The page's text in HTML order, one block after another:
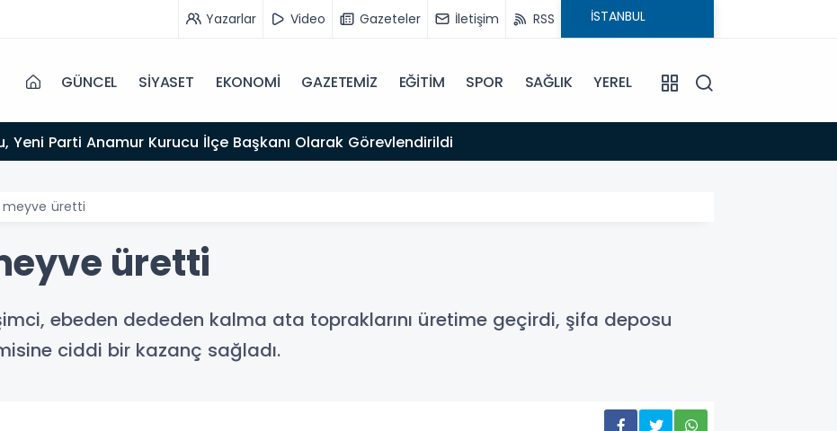
Yazarlar Video Gazeteler İletişim RSS
GÜNCEL SİYASET EKONOMİ GAZETEMİZ EĞİTİM SPOR SAĞLIK YEREL
Yeni Parti Anamur Kurucu İlçe Başkanı Olarak Görevlendirildi
meyve üretti
üretti
ebeden dededen kalma ata topraklarını üretime geçirdi, şifa deposu
ciddi bir kazanç sağladı.